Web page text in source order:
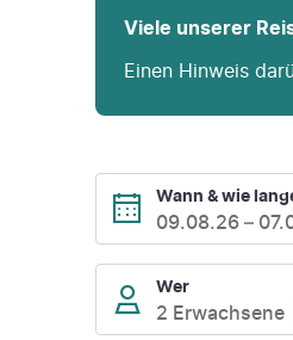
Viele unserer
Einen Hinweis
Wann & wie
09.08.26 –
Wer
2 Erwachsene